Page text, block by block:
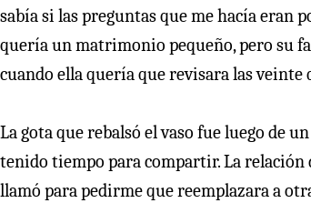
sabía si las preguntas que me hacía eran
quería un matrimonio pequeño, pero su
cuando ella quería que revisara las veinte
La gota que rebalsó el vaso fue luego de
tenido tiempo para compartir. La relación
llamó para pedirme que reemplazara a